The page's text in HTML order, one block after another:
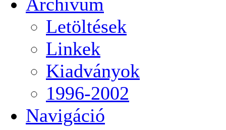
Letöltések
Linkek
Kiadványok
1996-2002
Navigáció